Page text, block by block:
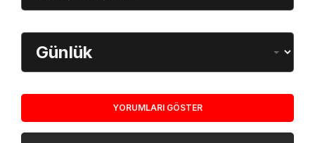
YORUMLARI GÖSTER